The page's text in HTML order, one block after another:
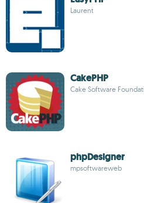
Laurent
CakePHP
Cake Software
phpDesigner
mpsoftwareweb